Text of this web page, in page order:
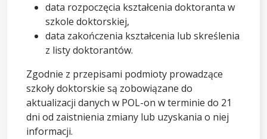
data rozpoczęcia kształcenia doktoranta w
szkole doktorskiej,
data zakończenia kształcenia lub skreślenia
z listy doktorantów.
Zgodnie z przepisami podmioty prowadzące
szkoły doktorskie są zobowiązane do
aktualizacji danych w POL-on w terminie do 21
dni od zaistnienia zmiany lub uzyskania o niej
informacji.